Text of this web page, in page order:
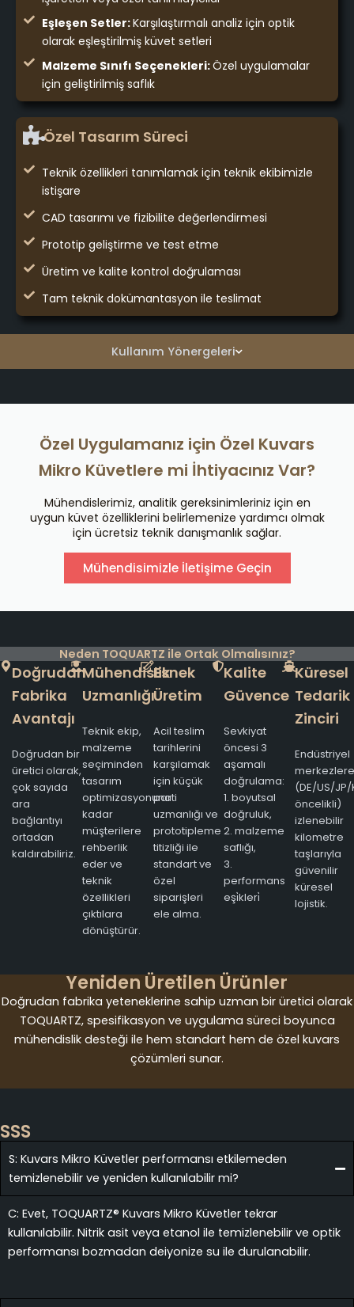
Kullanım Yönergeleri
Eşleşen Setler:Karşılaştırmalı analiz için optik
olarak eşleştirilmiş küvet setleri
Malzeme Sınıfı Seçenekleri:Özel uygulamalar
için geliştirilmiş saflık
Özel Tasarım Süreci
Teknik özellikleri tanımlamak için teknik ekibimizle
istişare
CAD tasarımı ve fizibilite değerlendirmesi
Prototip geliştirme ve test etme
Üretim ve kalite kontrol doğrulaması
Tam teknik dokümantasyon ile teslimat
Özel Uygulamanız için Özel Kuvars
Mikro Küvetlere mi İhtiyacınız Var?
Mühendislerimiz, analitik gereksinimleriniz için en
uygun küvet özelliklerini belirlemenize yardımcı olmak
için ücretsiz teknik danışmanlık sağlar.
Mühendisimizle İletişime Geçin
Neden TOQUARTZ ile Ortak Olmalısınız?
Doğrudan
Fabrika
Avantajı
Doğrudan bir
üretici olarak,
çok sayıda
ara
bağlantıyı
ortadan
kaldırabiliriz.
Mühendislik
Uzmanlığı
Teknik ekip,
malzeme
seçiminden
tasarım
optimizasyonuna
kadar
müşterilere
rehberlik
eder ve
teknik
özellikleri
çıktılara
dönüştürür.
Esnek
Üretim
Acil teslim
tarihlerini
karşılamak
için küçük
parti
uzmanlığı ve
prototipleme
titizliği ile
standart ve
özel
siparişleri
ele alma.
Kalite
Güvence
Sevkiyat
öncesi 3
aşamalı
doğrulama:
1. boyutsal
doğruluk,
2. malzeme
saflığı,
3.
performans
eşi̇kleri̇
Küresel
Tedarik
Zinciri
Endüstriyel
merkezlere
(DE/US/JP/
öncelikli)
izlenebilir
kilometre
taşlarıyla
güvenilir
küresel
lojistik.
Yeniden Üretilen Ürünler
Doğrudan fabrika yeteneklerine sahip uzman bir üretici olarak
TOQUARTZ, spesifikasyon ve uygulama süreci boyunca
mühendislik desteği ile hem standart hem de özel kuvars
çözümleri sunar.
SSS
S: Kuvars Mikro Küvetler performansı etkilemeden
temizlenebilir ve yeniden kullanılabilir mi?
C: Evet, TOQUARTZ® Kuvars Mikro Küvetler tekrar
kullanılabilir. Nitrik asit veya etanol ile temizlenebilir ve optik
performansı bozmadan deiyonize su ile durulanabilir.